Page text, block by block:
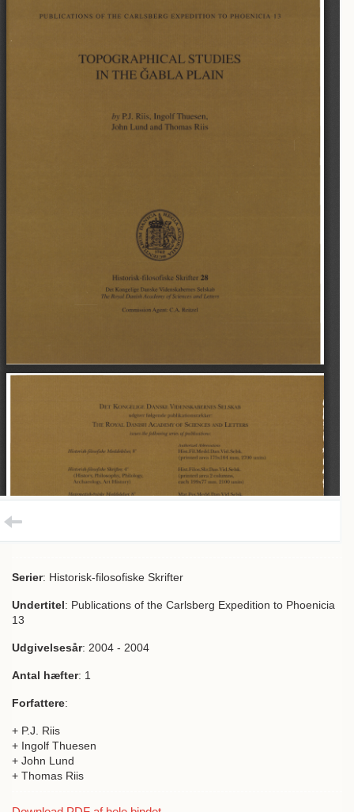
Serier: Historisk-filosofiske Skrifter
Undertitel: Publications of the Carlsberg Expedition to Phoenicia
13
Udgivelsesår: 2004 - 2004
Antal hæfter: 1
Forfattere:
+ P.J. Riis
+ Ingolf Thuesen
+ John Lund
+ Thomas Riis